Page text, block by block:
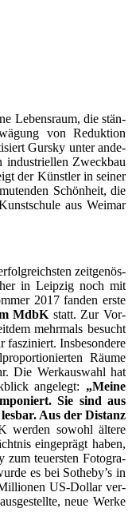
Lebens­raum, die stän­
von Reduk­ti­on
Gurs­ky unter ande­
indus­tri­el­len Zweck­bau
der Künst­ler in sei­ner
Schön­heit, die
aus Wei­mar
zeit­ge­nös­
in Leip­zig noch mit
2017 fan­den ers­te
MdbKstatt. Zur Vor­
mehr­mals besucht
fas­zi­niert. Ins­be­son­de­re
Räu­me
Die Werk­aus­wahl hat
ange­legt: „Mei­ne
Sie sind aus
Aus der Distanz
wer­den sowohl älte­re
ein­ge­prägt haben,
zum teu­ers­ten Foto­gra­
es bei Sotheby’s in
US-Dol­lar ver­
neue Wer­ke